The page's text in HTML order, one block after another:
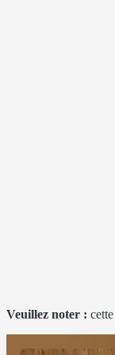
Veuillez noter :